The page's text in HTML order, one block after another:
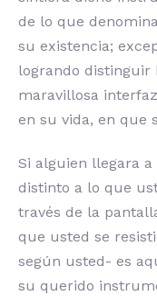
de lo que
su existencia;
logrando distinguir
maravillosa
en su vida, en que
Si alguien llegara
distinto a lo que
través de la
que usted se
según usted- es
su querido